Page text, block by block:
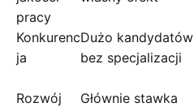
pracy
Konkurenc
ja
Dużo kandydatów
bez specjalizacji
Rozwój
Głównie stawka